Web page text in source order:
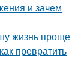
и зачем
жизнь проще
превратить